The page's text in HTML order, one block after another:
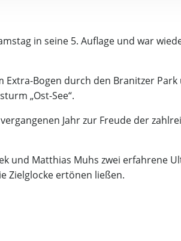
in seine 5. Auflage und war
Bogen durch den Branitzer Park
„Ost-See“.
Jahr zur Freude der
und Matthias Muhs zwei erfahrene
Zielglocke ertönen ließen.